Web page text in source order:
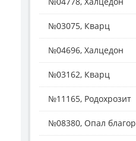
№03075, Кварц
№04696, Халцедон
№03162, Кварц
№11165, Родохрозит
№08380, Опал